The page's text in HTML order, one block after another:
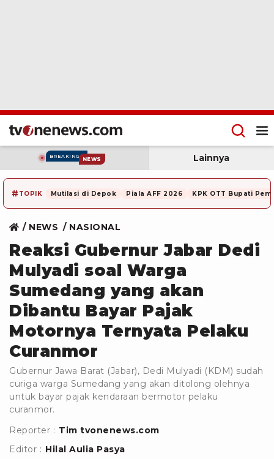
BREAKING NEWS Lainnya
# TOPIK Mutilasi di Depok Piala AFF 2026 KPK OTT Bupati
NEWS NASIONAL
Reaksi Gubernur Jabar Dedi
Mulyadi soal Warga
Sumedang yang akan
Dibantu Bayar Pajak
Motornya Ternyata Pelaku
Curanmor
Gubernur Jawa Barat (Jabar), Dedi Mulyadi (KDM) sudah
curiga warga Sumedang yang akan ditolong olehnya
untuk bayar pajak kendaraan bermotor pelaku
curanmor.
Reporter : Tim tvonenews.com
Editor : Hilal Aulia Pasya